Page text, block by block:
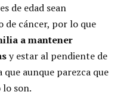
de edad sean
de cáncer, por lo que
a mantener
y estar al pendiente de
que aunque parezca que
lo son.